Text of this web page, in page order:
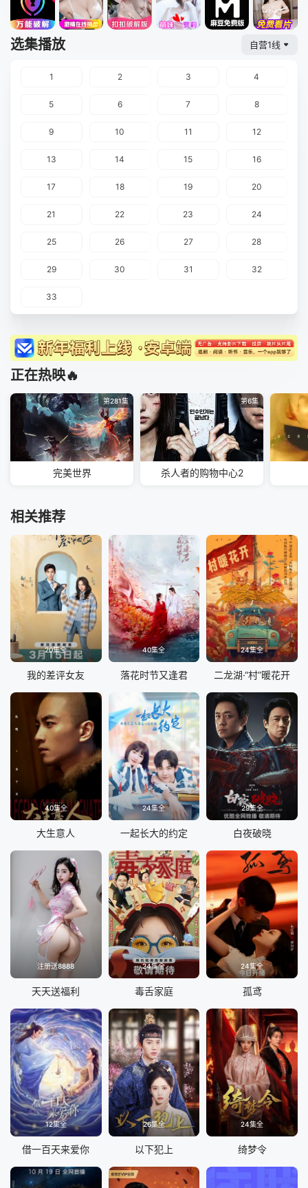
选集播放 自营1线
1 2 3 4
5 6 7 8
9 10 11 12
13 14 15 16
17 18 19 20
21 22 23 24
25 26 27 28
29 30 31 32
33
正在热映🔥
第281集
完美世界
第6集
杀人者的购物中心2
相关推荐
20集全
我的差评女友
40集全
落花时节又逢君
24集全
二龙湖·“村”暖花开
40集全
大生意人
24集全
一起长大的约定
29集全
白夜破晓
注册送8888
天天送福利
24集全
毒舌家庭
24集全
孤鸢
12集全
借一百天来爱你
26集全
以下犯上
24集全
绮梦令